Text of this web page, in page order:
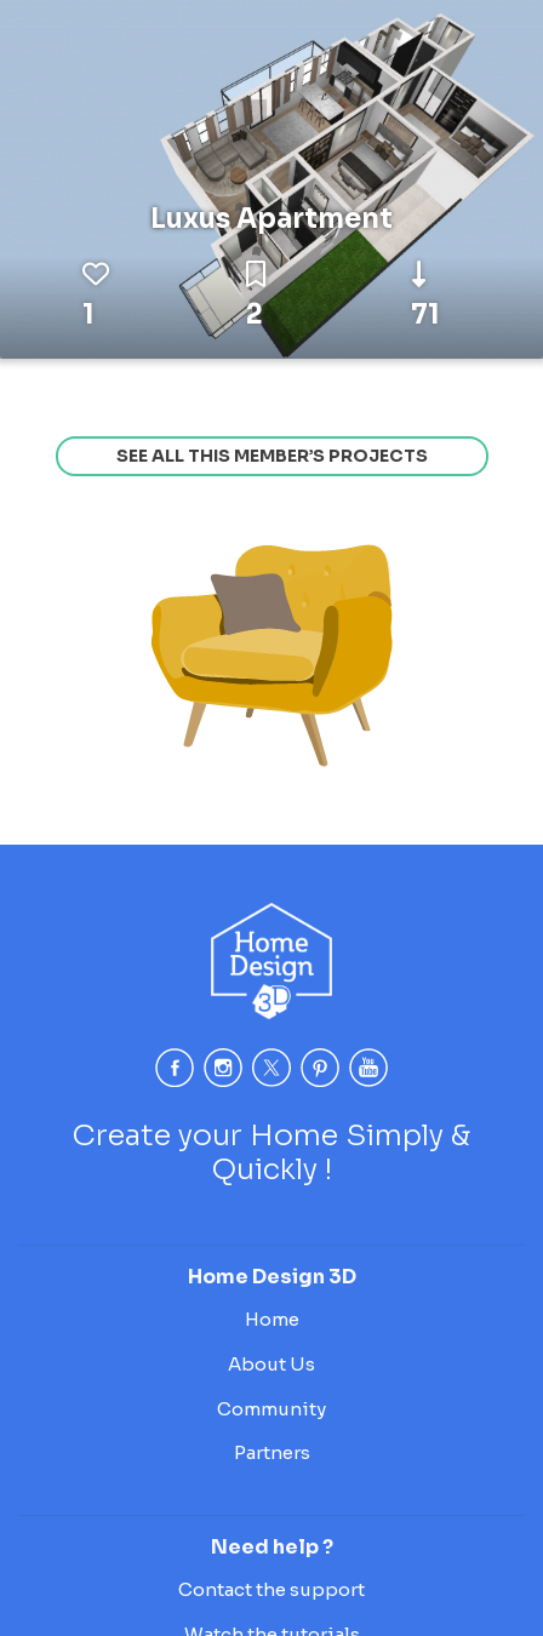
Luxus Apartment
1 2 71
SEE ALL THIS MEMBER’S PROJECTS
Create your Home Simply &
Quickly !
Home Design 3D
Home
About Us
Community
Partners
Need help ?
Contact the support